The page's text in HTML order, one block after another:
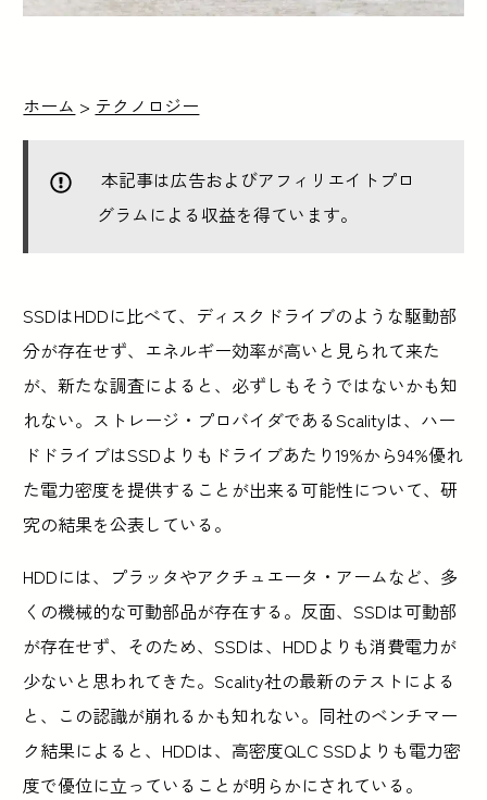
ホーム > テクノロジー
本記事は広告およびアフィリエイトプロ
グラムによる収益を得ています。
SSDはHDDに比べて、ディスクドライブのような駆動部
分が存在せず、エネルギー効率が高いと見られて来た
が、新たな調査によると、必ずしもそうではないかも知
れない。ストレージ・プロバイダであるScalityは、ハー
ドドライブはSSDよりもドライブあたり19%から94%優れ
た電力密度を提供することが出来る可能性について、研
究の結果を公表している。
HDDには、プラッタやアクチュエータ・アームなど、多
くの機械的な可動部品が存在する。反面、SSDは可動部
が存在せず、そのため、SSDは、HDDよりも消費電力が
少ないと思われてきた。Scality社の最新のテストによる
と、この認識が崩れるかも知れない。同社のベンチマー
ク結果によると、HDDは、高密度QLC SSDよりも電力密
度で優位に立っていることが明らかにされている。